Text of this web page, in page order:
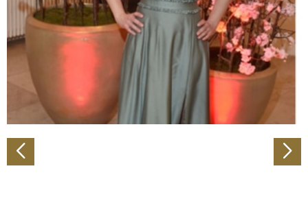
Wir verwenden Cookies, um Inhalte und Anzeigen zu
personalisieren, Funktionen für soziale Medien anbieten
zu können und die Zugriffe auf unsere Website zu
analysieren. Außerdem geben wir Informationen zu Ihrer
Verwendung unserer Website an unsere Partner für
soziale Medien, Werbung und Analysen weiter. Unsere
Partner führen diese Informationen möglicherweise mit
haben oder die sie im Rahmen Ihrer Nutzung der Dienste
gesammelt haben.